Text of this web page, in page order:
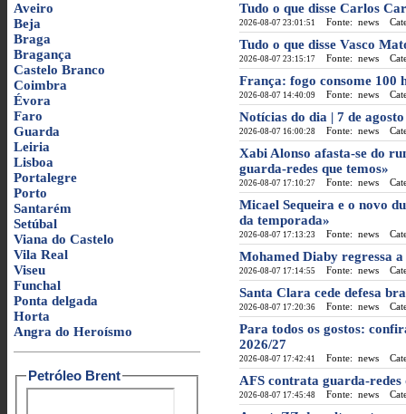
Aveiro
Beja
Braga
Bragança
Castelo Branco
Coimbra
Évora
Faro
Guarda
Leiria
Lisboa
Portalegre
Porto
Santarém
Setúbal
Viana do Castelo
Vila Real
Viseu
Funchal
Ponta delgada
Horta
Angra do Heroísmo
Petróleo Brent
Tudo o que disse Carlos
2026-08-07 23:01:51 Fonte: news
Tudo o que disse Vasco
2026-08-07 23:15:17 Fonte: news
França: fogo consome 100
2026-08-07 14:40:09 Fonte: news
Notícias do dia | 7 de
2026-08-07 16:00:28 Fonte: news
Xabi Alonso afasta-se do
guarda-redes que temos»
2026-08-07 17:10:27 Fonte: news
Micael Sequeira e o novo
da temporada»
2026-08-07 17:13:23 Fonte: news
Mohamed Diaby regressa
2026-08-07 17:14:55 Fonte: news
Santa Clara cede defesa
2026-08-07 17:20:36 Fonte: news
Para todos os gostos:
2026/27
2026-08-07 17:42:41 Fonte: news
AFS contrata guarda-redes
2026-08-07 17:45:48 Fonte: news